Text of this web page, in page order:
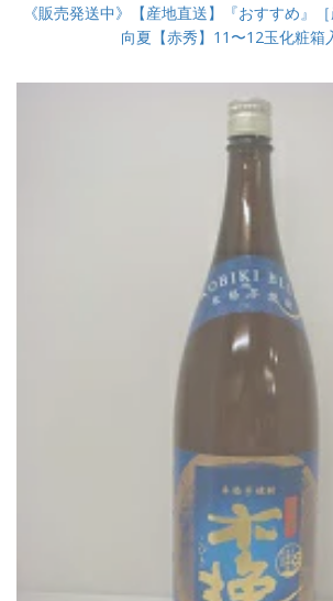
《販売発送中》【産地直送】『おすすめ』
向夏【赤秀】11〜12玉化粧箱